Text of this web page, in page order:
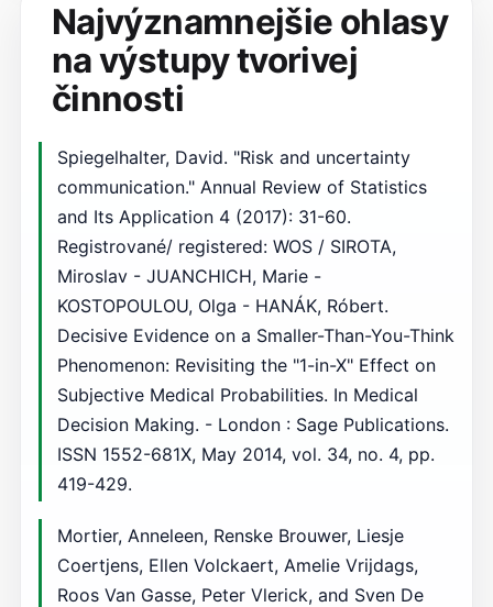
Najvýznamnejšie ohlasy
na výstupy tvorivej
činnosti
Spiegelhalter, David. "Risk and uncertainty
communication." Annual Review of Statistics
and Its Application 4 (2017): 31-60.
Registrované/ registered: WOS / SIROTA,
Miroslav - JUANCHICH, Marie -
KOSTOPOULOU, Olga - HANÁK, Róbert.
Decisive Evidence on a Smaller-Than-You-Think
Phenomenon: Revisiting the "1-in-X" Effect on
Subjective Medical Probabilities. In Medical
Decision Making. - London : Sage Publications.
ISSN 1552-681X, May 2014, vol. 34, no. 4, pp.
419-429.
Mortier, Anneleen, Renske Brouwer, Liesje
Coertjens, Ellen Volckaert, Amelie Vrijdags,
Roos Van Gasse, Peter Vlerick, and Sven De